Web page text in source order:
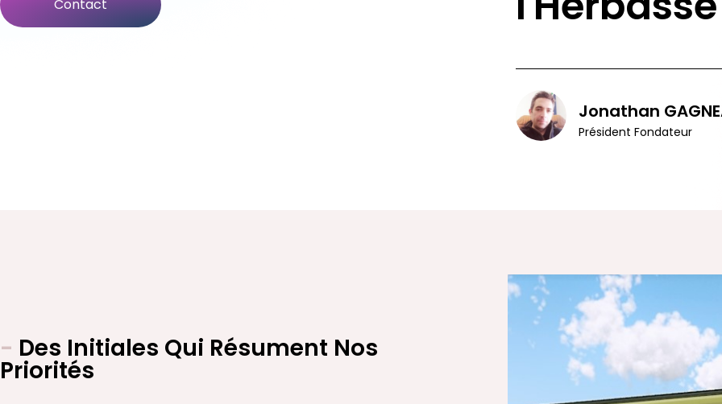
Contact
Jonathan
Président Fondateur
- Des Initiales Qui Résument Nos
Priorités